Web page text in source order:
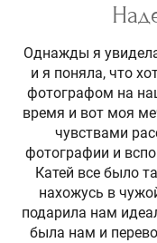
Однажды я
и я поняла, что
фотографом на
время и вот моя
чувствами
фотографии и
Катей все было
нахожусь в
подарила нам
была нам и